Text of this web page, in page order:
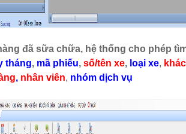
đã sữa chữa, hệ thống cho phép
tháng, mã phiếu, số/tên xe, loại xe,
, nhân viên, nhóm dịch vụ